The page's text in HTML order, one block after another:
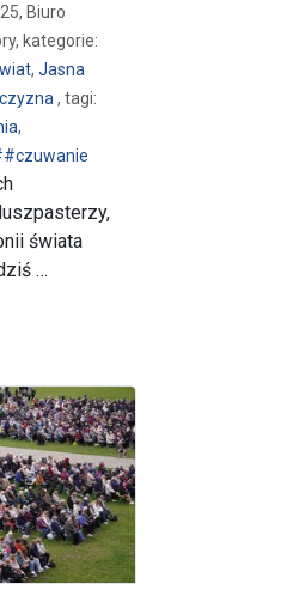
Górze już 7 grudnia
Biuro
kategorie:
, Jasna
, tagi:
,
świata
…